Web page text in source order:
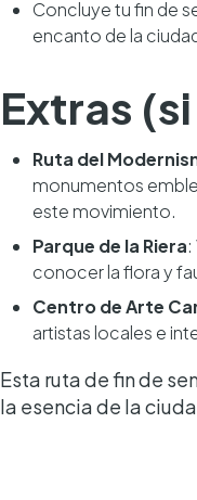
Concluye tu fin de
encanto de la
Extras
Ruta del
monumentos
este movimiento.
Parque de la Riera
conocer la flora y
Centro de Arte
artistas locales e
Esta ruta de fin de
la esencia de la